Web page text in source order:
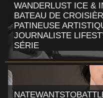
WANDERLUST ICE &
BATEAU DE
PATINEUSE
JOURNALISTE
SÉRIE